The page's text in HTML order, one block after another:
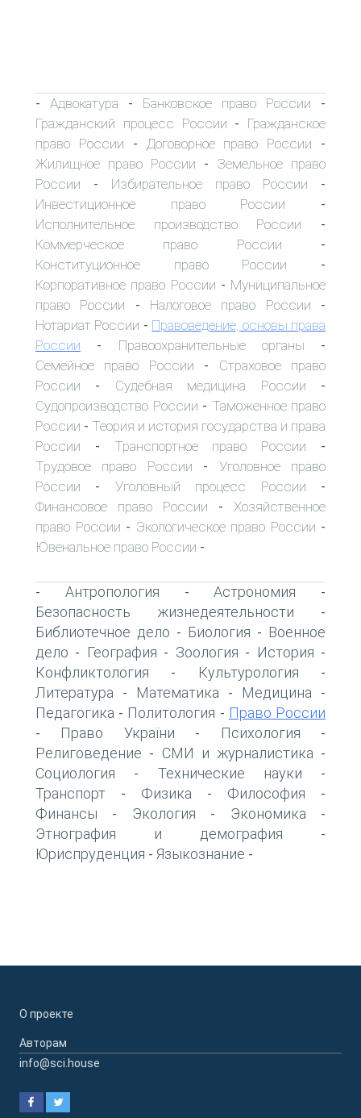
- Адвокатура - Банковское право России -
Гражданский процесс России - Гражданское
право России - Договорное право России -
Жилищное право России - Земельное право
России - Избирательное право России -
Инвестиционное право России -
Исполнительное производство России -
Коммерческое право России -
Конституционное право России -
Корпоративное право России - Муниципальное
право России - Налоговое право России -
Нотариат России - Правоведение, основы права
России - Правоохранительные органы -
Семейное право России - Страховое право
России - Судебная медицина России -
Судопроизводство России - Таможенное право
России - Теория и история государства и права
России - Транспортное право России -
Трудовое право России - Уголовное право
России - Уголовный процесс России -
Финансовое право России - Хозяйственное
право России - Экологическое право России -
Ювенальное право России -
- Антропология -Астрономия -
Безопасность жизнедеятельности -
Библиотечное дело - Биология - Военное
дело - География - Зоология - История -
Конфликтология - Культурология -
Литература - Математика - Медицина -
Педагогика - Политология - Право России
- Право України - Психология -
Религоведение - СМИ и журналистика -
Социология - Технические науки -
Транспорт - Физика - Философия -
Финансы - Экология - Экономика -
Этнография и демография -
Юриспруденция - Языкознание -
О проекте
Авторам
info@sci.house